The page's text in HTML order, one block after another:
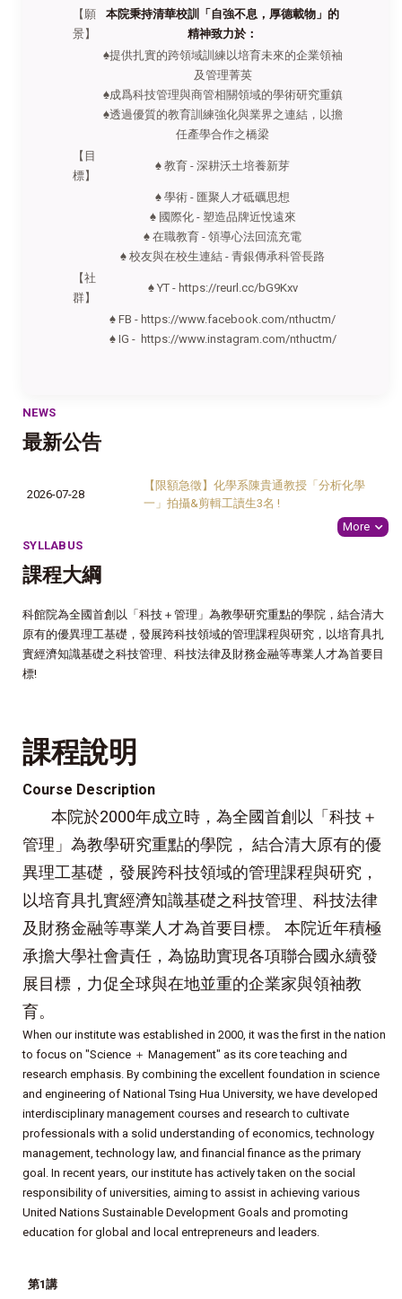
【願
景】
本院秉持清華校訓「自強不息，厚德載物」的
精神致力於：
♠提供扎實的跨領域訓練以培育未來的企業領袖
及管理菁英
♠成爲科技管理與商管相關領域的學術研究重鎮
♠透過優質的教育訓練強化與業界之連結，以擔
任產學合作之橋梁
【目
標】
♠ 教育 - 深耕沃土培養新芽
♠ 學術 - 匯聚人才砥礪思想
♠ 國際化 - 塑造品牌近悅遠來
♠ 在職教育 - 領導心法回流充電
♠ 校友與在校生連結 - 青銀傳承科管長路
【社
群】
♠ YT - https://reurl.cc/bG9Kxv
♠ FB - https://www.facebook.com/nthuctm/
♠ IG - https://www.instagram.com/nthuctm/
NEWS
最新公告
2026-07-28
【限額急徵】化學系陳貴通教授「分析化學
一」拍攝&剪輯工讀生3名 !
More
SYLLABUS
課程大綱
科館院為全國首創以「科技＋管理」為教學研究重點的學院，結合清大
原有的優異理工基礎，發展跨科技領域的管理課程與研究，以培育具扎
實經濟知識基礎之科技管理、科技法律及財務金融等專業人才為首要目
標!
課程說明
Course Description
本院於2000年成立時，為全國首創以「科技＋
管理」為教學研究重點的學院， 結合清大原有的優
異理工基礎，發展跨科技領域的管理課程與研究，
以培育具扎實經濟知識基礎之科技管理、科技法律
及財務金融等專業人才為首要目標。 本院近年積極
承擔大學社會責任，為協助實現各項聯合國永續發
展目標，力促全球與在地並重的企業家與領袖教
育。
When our institute was established in 2000, it was the first in the nation
to focus on "Science ＋ Management" as its core teaching and
research emphasis. By combining the excellent foundation in science
and engineering of National Tsing Hua University, we have developed
interdisciplinary management courses and research to cultivate
professionals with a solid understanding of economics, technology
management, technology law, and financial finance as the primary
goal. In recent years, our institute has actively taken on the social
responsibility of universities, aiming to assist in achieving various
United Nations Sustainable Development Goals and promoting
education for global and local entrepreneurs and leaders.
第1講